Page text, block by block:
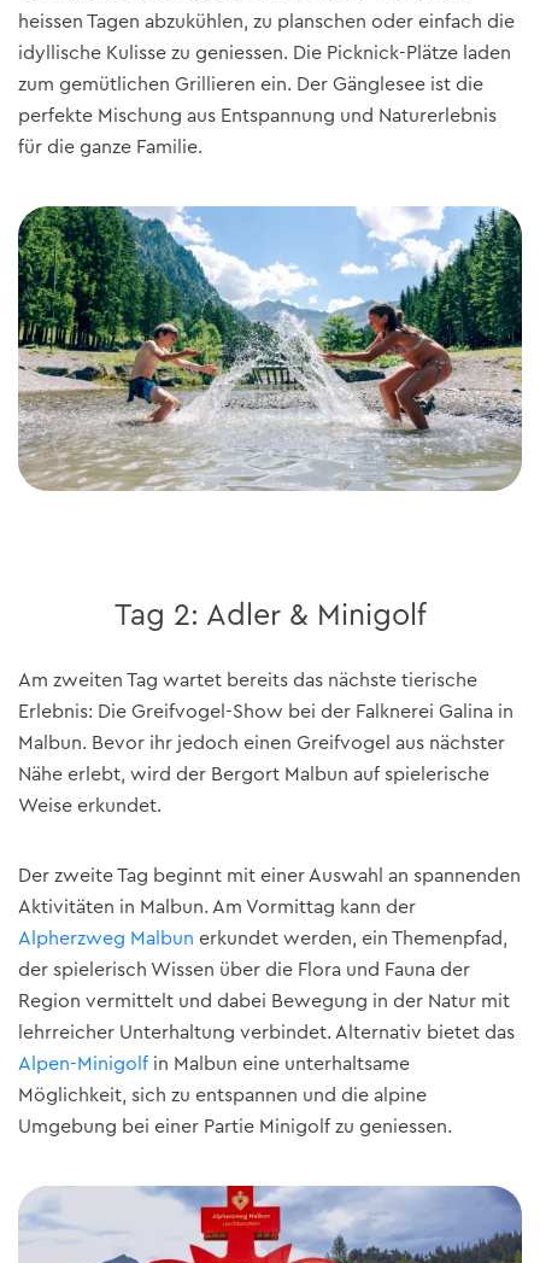
heissen Tagen abzukühlen, zu planschen oder einfach die
idyllische Kulisse zu geniessen. Die Picknick-Plätze laden
zum gemütlichen Grillieren ein. Der Gänglesee ist die
perfekte Mischung aus Entspannung und Naturerlebnis
für die ganze Familie.
Tag 2: Adler & Minigolf
Am zweiten Tag wartet bereits das nächste tierische
Erlebnis: Die Greifvogel-Show bei der Falknerei Galina in
Malbun. Bevor ihr jedoch einen Greifvogel aus nächster
Nähe erlebt, wird der Bergort Malbun auf spielerische
Weise erkundet.
Der zweite Tag beginnt mit einer Auswahl an spannenden
Aktivitäten in Malbun. Am Vormittag kann der
Alpherzweg Malbun erkundet werden, ein Themenpfad,
der spielerisch Wissen über die Flora und Fauna der
Region vermittelt und dabei Bewegung in der Natur mit
lehrreicher Unterhaltung verbindet. Alternativ bietet das
Alpen-Minigolf in Malbun eine unterhaltsame
Möglichkeit, sich zu entspannen und die alpine
Umgebung bei einer Partie Minigolf zu geniessen.